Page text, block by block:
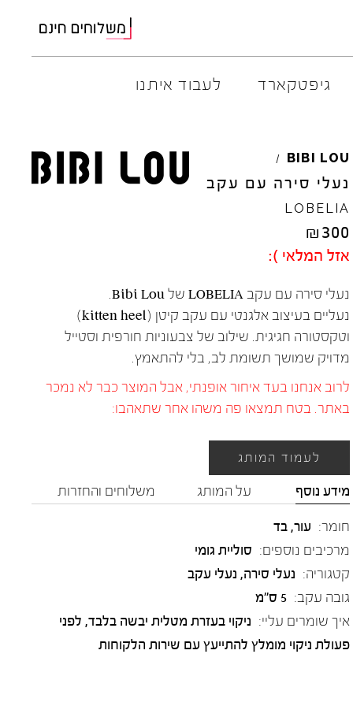
AMBITIOUS
ARO
CRIMELONDON
ELIA
EL
GOLA
HOKA
LE
גיפטקארד לעבוד איתנו
BIBI LOU
/
נעלי סירה עם עקב
LOBELIA
₪300
אזל המלאי ):
נעלי סירה עם עקב LOBELIA של Bibi Lou.
נעליים בעיצוב אלגנטי עם עקב קיטן (kitten heel)
וטקסטורה חגיגית. שילוב של צבעוניות חורפית וסטייל
מדויק שמושך תשומת לב, בלי להתאמץ.
לרוב אנחנו בעד איחור אופנתי, אבל המוצר כבר לא נמכר
באתר. בטח תמצאו פה משהו אחר שתאהבו:
לעמוד המותג
מידע נוסף על המותג משלוחים והחזרות
חומר: עור, בד
מרכיבים נוספים: סוליית גומי
קטגוריה: נעלי סירה, נעלי עקב
גובה עקב: 5 ס"מ
איך שומרים עליי: ניקוי בעזרת מטלית יבשה בלבד, לפני
פעולת ניקוי מומלץ להתייעץ עם שירות הלקוחות